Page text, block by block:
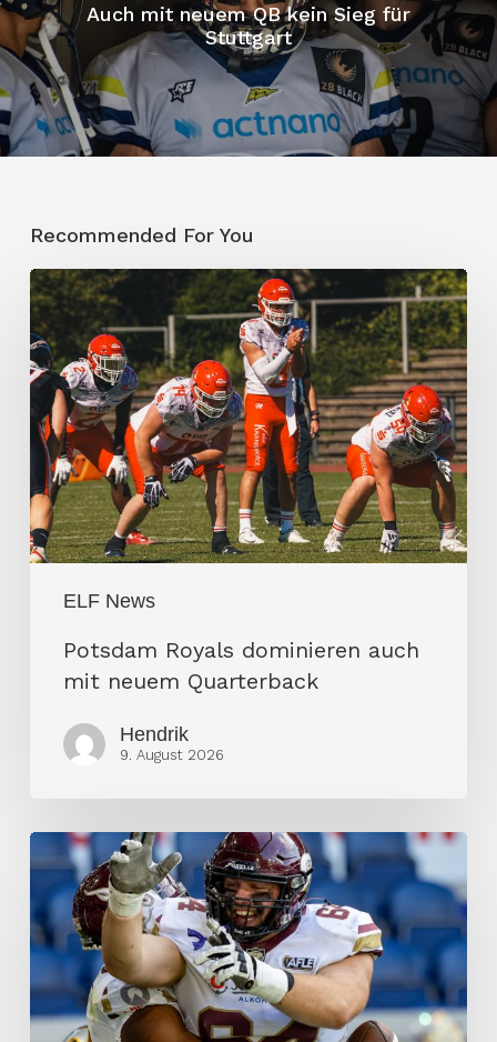
Auch mit neuem QB kein Sieg für
Stuttgart
Recommended For You
ELF News
Potsdam
Royals
dominieren
auch
mit
neuem
Quarterback
Potsdam Royals dominieren auch
mit neuem Quarterback
Hendrik
9. August 2026
Fire
überrollt
Rams
vor